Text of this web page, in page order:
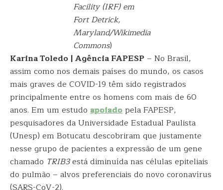
Facility (IRF) em
Fort Detrick,
Maryland/Wikimedia
Commons)
Karina Toledo | Agência FAPESP – No Brasil,
assim como nos demais países do mundo, os casos
mais graves de COVID-19 têm sido registrados
principalmente entre os homens com mais de 60
anos. Em um estudo apoiadopela FAPESP,
pesquisadores da Universidade Estadual Paulista
(Unesp) em Botucatu descobriram que justamente
nesse grupo de pacientes a expressão de um gene
chamado TRIB3está diminuída nas células epiteliais
do pulmão – alvos preferenciais do novo coronavírus